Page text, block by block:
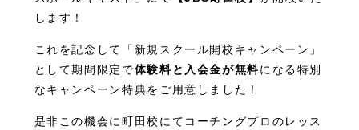
します！
これを記念して「新規スクール開校キャンペーン」
として期間限定で体験料と入会金が無料になる特別
なキャンペーン特典をご用意しました！
是非この機会に町田校にてコーチングプロのレッス